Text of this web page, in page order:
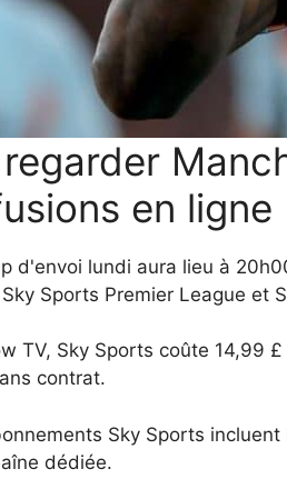
en ligne
d'envoi lundi aura lieu à
Sports Premier League et
TV, Sky Sports coûte 14,99
contrat.
Sky Sports
dédiée.